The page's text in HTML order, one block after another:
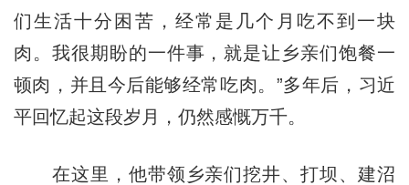
们生活十分困苦，经常是几个月吃不到一块
肉。我很期盼的一件事，就是让乡亲们饱餐一
顿肉，并且今后能够经常吃肉。”多年后，习近
平回忆起这段岁月，仍然感慨万千。
在这里，他带领乡亲们挖井、打坝、建沼